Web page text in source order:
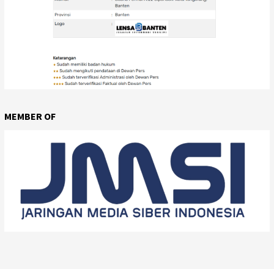
MEMBER OF